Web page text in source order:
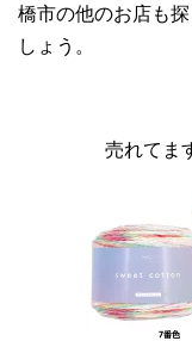
橋市の他のお店も
しょう。
売れてま